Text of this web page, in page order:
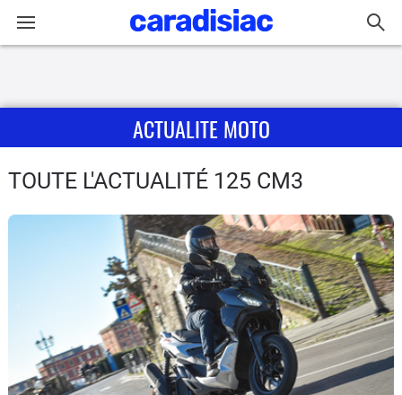
Actu
Essais
Forum
ACTUALITE MOTO
TOUTE L'ACTUALITÉ 125 CM3